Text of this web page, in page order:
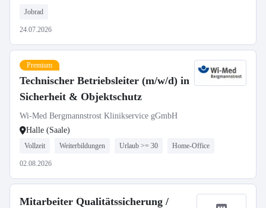
Jobrad
24.07.2026
Premium
Technischer Betriebsleiter (m/w/d) in
Sicherheit & Objektschutz
Wi-Med Bergmannstrost Klinikservice gGmbH
Halle (Saale)
Vollzeit Weiterbildungen Urlaub >= 30 Home-Office
02.08.2026
Mitarbeiter Qualitätssicherung /